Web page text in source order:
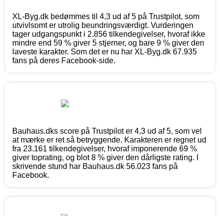
XL-Byg.dk bedømmes til 4,3 ud af 5 på Trustpilot, som
utvivlsomt er utrolig beundringsværdigt. Vurderingen
tager udgangspunkt i 2.856 tilkendegivelser, hvoraf ikke
mindre end 59 % giver 5 stjerner, og bare 9 % giver den
laveste karakter. Som det er nu har XL-Byg.dk 67.935
fans på deres Facebook-side.
Bauhaus.dks score på Trustpilot er 4,3 ud af 5, som vel
at mærke er ret så betryggende. Karakteren er regnet ud
fra 23.161 tilkendegivelser, hvoraf imponerende 69 %
giver toprating, og blot 8 % giver den dårligste rating. I
skrivende stund har Bauhaus.dk 56.023 fans på
Facebook.